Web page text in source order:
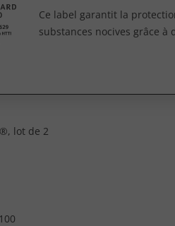
Ce label garantit la
substances nocives grâce à
lot de 2